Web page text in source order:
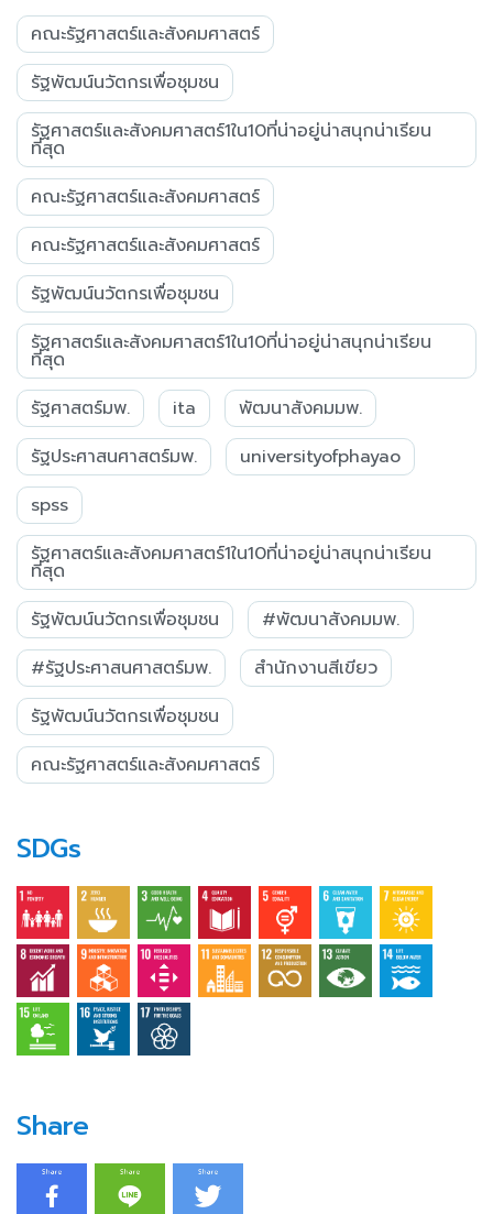
คณะรัฐศาสตร์และสังคมศาสตร์
รัฐพัฒน์นวัตกรเพื่อชุมชน
รัฐศาสตร์และสังคมศาสตร์1ใน10ที่น่าอยู่น่าสนุกน่าเรียน
ที่สุด
คณะรัฐศาสตร์และสังคมศาสตร์
คณะรัฐศาสตร์และสังคมศาสตร์
รัฐพัฒน์นวัตกรเพื่อชุมชน
รัฐศาสตร์และสังคมศาสตร์1ใน10ที่น่าอยู่น่าสนุกน่าเรียน
ที่สุด
รัฐศาสตร์มพ.
ita
พัฒนาสังคมมพ.
รัฐประศาสนศาสตร์มพ.
universityofphayao
spss
รัฐศาสตร์และสังคมศาสตร์1ใน10ที่น่าอยู่น่าสนุกน่าเรียน
ที่สุด
รัฐพัฒน์นวัตกรเพื่อชุมชน
#พัฒนาสังคมมพ.
#รัฐประศาสนศาสตร์มพ.
สำนักงานสีเขียว
รัฐพัฒน์นวัตกรเพื่อชุมชน
คณะรัฐศาสตร์และสังคมศาสตร์
SDGs
Share